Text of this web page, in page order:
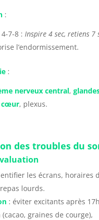
:
7-8 : Inspire 4 sec, retiens 7
l’endormissement.
:
nerveux central,
cœur, plexus.
des troubles du
les écrans, horaires
lourds.
: éviter excitants après
graines de courge),